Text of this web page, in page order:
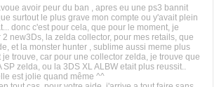
avoir peur du ban , apres eu une ps3 bannit
surtout le plus grave mon compte ou y'avait plein
donc c'est pour cela, que pour le moment, je
2 new3Ds, la zelda collector, pour mes retails, que
et la monster hunter , sublime aussi meme plus
je trouve, car pour une collector zelda, je trouve que
SP zelda, ou la 3DS XL ALBW etait plus reussit..
est jolie quand même ^^